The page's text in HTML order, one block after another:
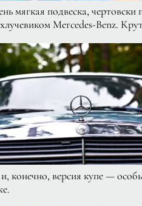
мягкая подвеска,
Mercedes-Benz.
конечно, версия купе —